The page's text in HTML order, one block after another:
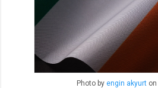
Photo by engin akyurt on